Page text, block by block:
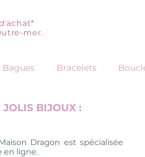
mer.
Bagues Bracelets
JOLIS BIJOUX :
Dragon est spécialisée
en ligne.